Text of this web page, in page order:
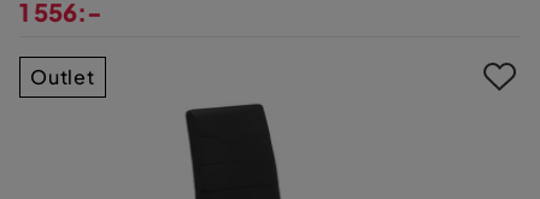
1 556:-
Outlet